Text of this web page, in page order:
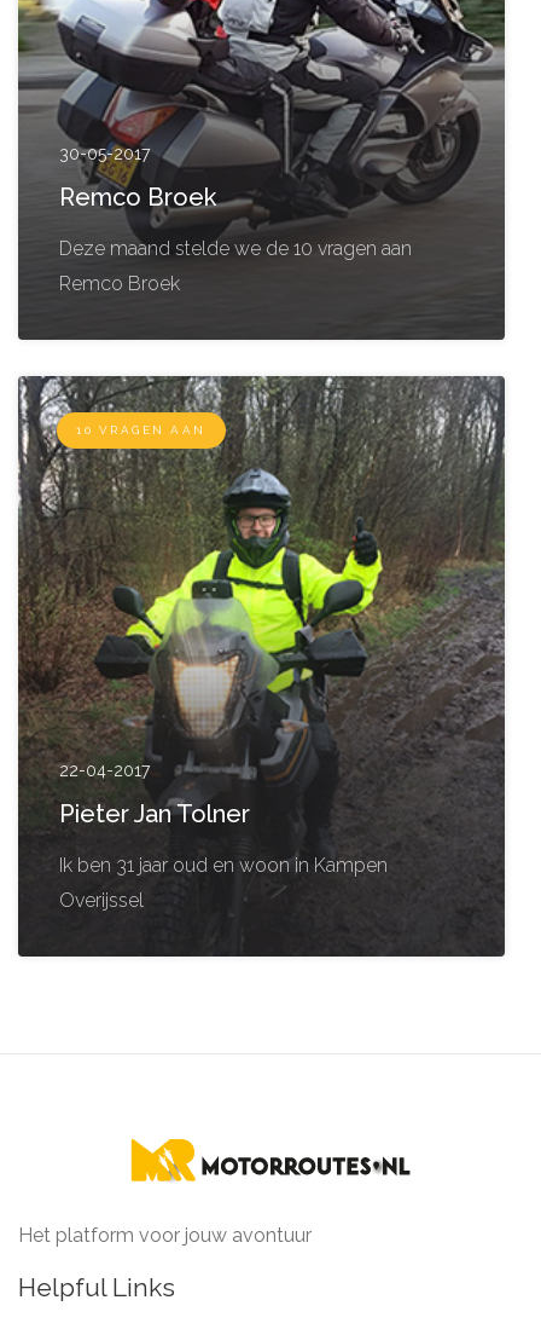
30-05-2017
Remco Broek
Deze maand stelde we de 10 vragen aan
Remco Broek
10 VRAGEN AAN
22-04-2017
Pieter Jan Tolner
Ik ben 31 jaar oud en woon in Kampen
Overijssel
Het platform voor jouw avontuur
Helpful Links